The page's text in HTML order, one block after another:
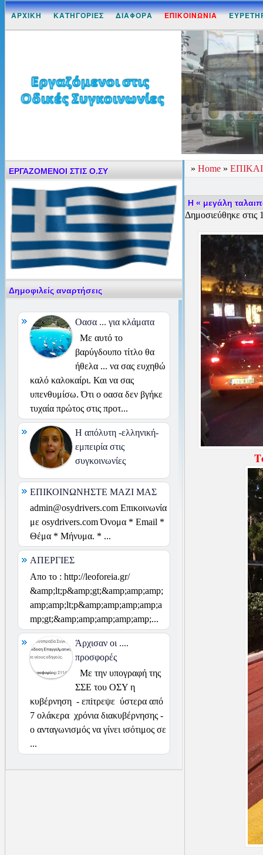
ΑΡΧΙΚΗ ΚΑΤΗΓΟΡΙΕΣ ΔΙΑΦΟΡΑ ΕΠΙΚΟΙΝΩΝΙΑ
» Home »
Η « μεγάλη
Δημοσιεύθηκε στις
ΕΡΓΑΖΟΜΕΝΟΙ ΣΤΙΣ Ο.ΣΥ
Δημοφιλείς αναρτήσεις
Οασα ... για κλάματα
Με αυτό το
βαρύγδουπο τίτλο θα
ήθελα ... να σας ευχηθώ
καλό καλοκαίρι. Και να σας
υπενθυμίσω. Ότι ο οασα δεν βγήκε
τυχαία πρώτος στις προτ...
H απόλυτη -ελληνική-
εμπειρία στις
συγκοινωνίες
ΕΠΙΚΟΙΝΩΝΗΣΤΕ ΜΑΖΙ ΜΑΣ
admin@osydrivers.com Επικοινωνία
με osydrivers.com Όνομα * Email *
Θέμα * Μήνυμα. * ...
ΑΠΕΡΓΙΕΣ
Απο το : http://leoforeia.gr/
&amp;lt;p&amp;gt;&amp;amp;amp;
amp;amp;lt;p&amp;amp;amp;amp;a
mp;gt;&amp;amp;amp;amp;amp;...
Άρχισαν οι ....
προσφορές
Με την υπογραφή της
ΣΣΕ του ΟΣΥ η
κυβέρνηση - επiτρεψε ύστερα από
7 ολάκερα χρόνια διακυβέρνησης -
ο ανταγωνισμός να γίνει ισότιμος σε
...